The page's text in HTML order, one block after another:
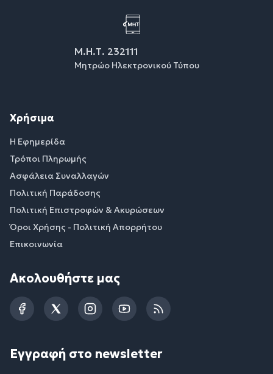
Μ.Η.Τ. 232111
Μητρώο Ηλεκτρονικού Τύπου
Χρήσιμα
Η Εφημερίδα
Τρόποι Πληρωμής
Ασφάλεια Συναλλαγών
Πολιτική Παράδοσης
Πολιτική Επιστροφών & Ακυρώσεων
Όροι Χρήσης - Πολιτική Απορρήτου
Επικοινωνία
Ακολουθήστε μας
FacebookTwitterInstagramYouTubeRSS
Εγγραφή στο newsletter